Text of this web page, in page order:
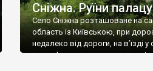
Сніжна. Руїни
Село Сніжна розташоване на
область із Київською, при
недалеко від дороги, на в’їзді
рельєфне пано, яке показує